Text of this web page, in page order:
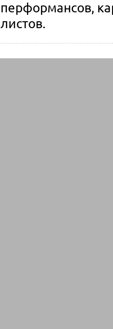
перформансов,
листов.